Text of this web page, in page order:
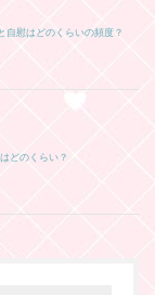
慰はどのくらいの頻度？
どのくらい？